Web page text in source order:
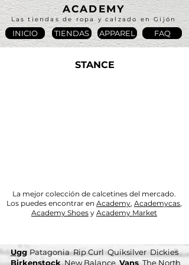
ACADEMY
Las tiendas de ropa y calzado en Gijón
INICIO TIENDAS APPAREL FAQ
STANCE
La mejor colección de calcetines del mercado.
Los puedes encontrar en Academy, Academycas,
Academy Shoes y Academy Market
Ugg Patagonia Rip Curl Quiksilver Dickies
BirkenstockNew Balance VansThe North